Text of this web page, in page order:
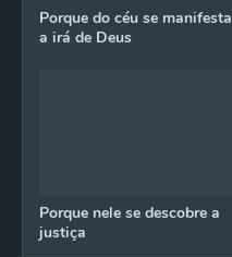
Porque do céu se manifesta
a irá de Deus
Porque nele se descobre a
justiça